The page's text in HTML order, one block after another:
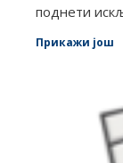
поднети
Прикажи још